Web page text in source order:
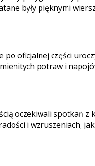
były pięknymi
po oficjalnej części
potraw i
oczekiwali spotkań
i wzruszeniach,